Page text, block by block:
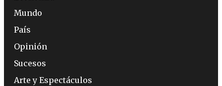
Mundo
País
Opinión
Sucesos
Arte y Espectáculos